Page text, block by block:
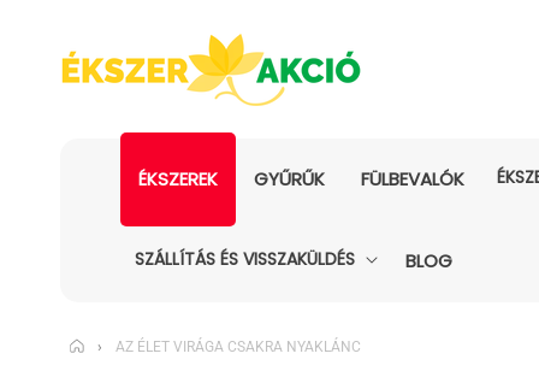
ÉKSZEREK GYŰRŰK FÜLBEVALÓK
SZÁLLÍTÁS ÉS VISSZAKÜLDÉS BLOG
› AZ ÉLET VIRÁGA CSAKRA NYAKLÁNC